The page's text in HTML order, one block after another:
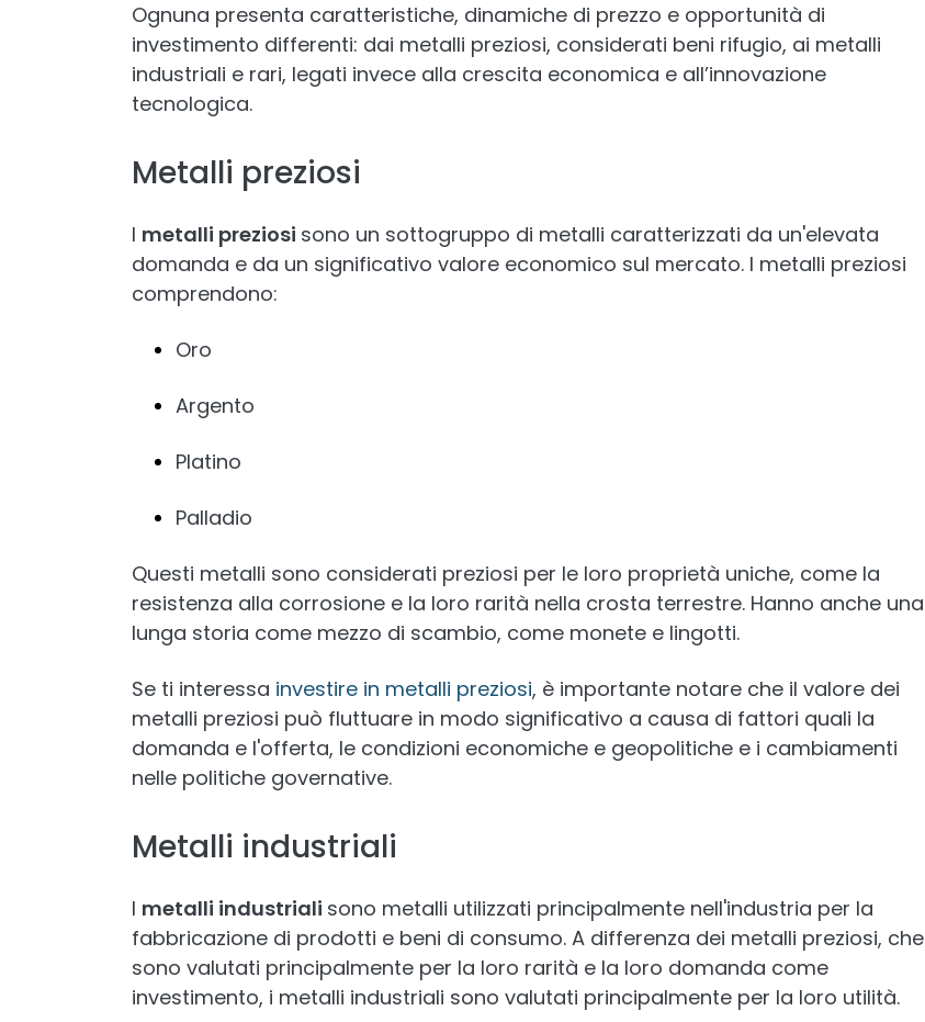
Ognuna presenta caratteristiche, dinamiche di prezzo e opportunità di
investimento differenti: dai metalli preziosi, considerati beni rifugio, ai metalli
industriali e rari, legati invece alla crescita economica e all’innovazione
tecnologica.
Metalli preziosi
I metalli preziosi sono un sottogruppo di metalli caratterizzati da un'elevata
domanda e da un significativo valore economico sul mercato. I metalli preziosi
comprendono:
Oro
Argento
Platino
Palladio
Questi metalli sono considerati preziosi per le loro proprietà uniche, come la
resistenza alla corrosione e la loro rarità nella crosta terrestre. Hanno anche una
lunga storia come mezzo di scambio, come monete e lingotti.
Se ti interessa investire in metalli preziosi, è importante notare che il valore dei
metalli preziosi può fluttuare in modo significativo a causa di fattori quali la
domanda e l'offerta, le condizioni economiche e geopolitiche e i cambiamenti
nelle politiche governative.
Metalli industriali
I metalli industriali sono metalli utilizzati principalmente nell'industria per la
fabbricazione di prodotti e beni di consumo. A differenza dei metalli preziosi, che
sono valutati principalmente per la loro rarità e la loro domanda come
investimento, i metalli industriali sono valutati principalmente per la loro utilità.